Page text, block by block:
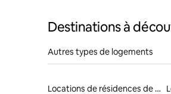
Destinations à
Autres types de logements
Locations de résidences de tourisme